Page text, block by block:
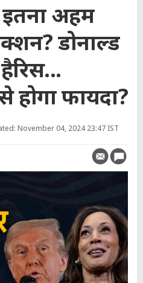
अहम
डोनाल्ड
फायदा?
November 04, 2024 23:47 IST